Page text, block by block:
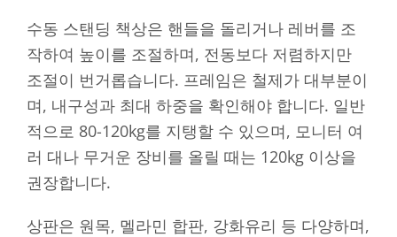
수동 스탠딩 책상은 핸들을 돌리거나 레버를 조
작하여 높이를 조절하며, 전동보다 저렴하지만
조절이 번거롭습니다. 프레임은 철제가 대부분이
며, 내구성과 최대 하중을 확인해야 합니다. 일반
적으로 80-120kg를 지탱할 수 있으며, 모니터 여
러 대나 무거운 장비를 올릴 때는 120kg 이상을
권장합니다.
상판은 원목, 멜라민 합판, 강화유리 등 다양하며,